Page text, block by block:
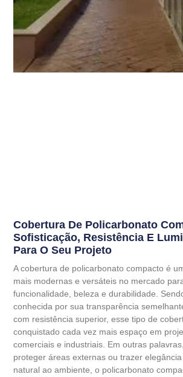
Cobertura De Policarbonato
Sofisticação, Resistência E
Para O Seu Projeto
A cobertura de policarbonato compacto é
mais modernas e versáteis no mercado
funcionalidade, beleza e durabilidade.
conhecida por sua transparência
com resistência superior, esse tipo de
conquistado cada vez mais espaço em
comerciais e industriais. Em outras
proteger áreas externas ou trazer
natural ao ambiente, o policarbonato